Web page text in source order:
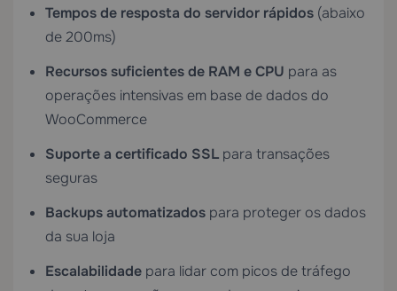
Tempos de resposta do servidor rápidos (abaixo
de 200ms)
Recursos suficientes de RAM e CPU para as
operações intensivas em base de dados do
WooCommerce
Suporte a certificado SSL para transações
seguras
Backups automatizados para proteger os dados
da sua loja
Escalabilidade para lidar com picos de tráfego